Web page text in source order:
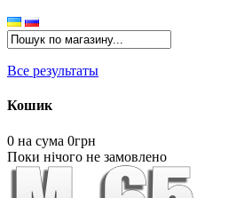
Все результаты
Кошик
0 на сума 0грн
Поки нічого не замовлено